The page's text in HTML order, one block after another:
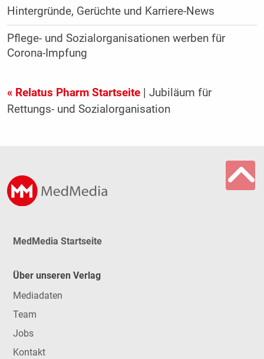
Hintergründe, Gerüchte und Karriere-News
Pflege- und Sozialorganisationen werben für
Corona-Impfung
« Relatus Pharm Startseite| Jubiläum für
Rettungs- und Sozialorganisation
MedMedia Startseite
Über unseren Verlag
Mediadaten
Team
Jobs
Kontakt